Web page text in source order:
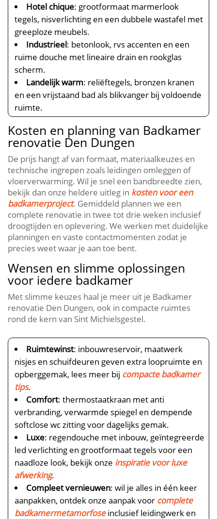
Hotel chique: grootformaat marmerlook
tegels, nisverlichting en een dubbele wastafel met
greeploze meubels.​
Industrieel: betonlook, rvs accenten en een
ruime douche met lineaire drain en rookglas
scherm.​
Landelijk warm: reliëftegels, bronzen kranen
en een vrijstaand bad als blikvanger bij voldoende
ruimte.​
Kosten en planning van Badkamer
renovatie Den Dungen
De prijs hangt af van formaat, materiaalkeuzes en
technische ingrepen zoals leidingen omleggen of
vloerverwarming.​ Wil je snel een bandbreedte zien,
bekijk dan onze heldere uitleg in kosten voor een
badkamerproject.​ Gemiddeld plannen we een
complete renovatie in twee tot drie weken inclusief
droogtijden en oplevering.​ We werken met duidelijke
planningen en vaste contactmomenten zodat je
precies weet waar je aan toe bent.​
Wensen en slimme oplossingen
voor iedere badkamer
Met slimme keuzes haal je meer uit je Badkamer
renovatie Den Dungen, ook in compacte ruimtes
rond de kern van Sint Michielsgestel.​
Ruimtewinst: inbouwreservoir, maatwerk
nisjes en schuifdeuren geven extra loopruimte en
opberggemak, lees meer bij compacte badkamer
tips.​
Comfort: thermostaatkraan met anti
verbranding, verwarmde spiegel en dempende
softclose wc zitting voor dagelijks gemak.​
Luxe: regendouche met inbouw, geïntegreerde
led verlichting en grootformaat tegels voor een
naadloze look, bekijk onze inspiratie voor luxe
afwerking.​
Compleet vernieuwen: wil je alles in één keer
aanpakken, ontdek onze aanpak voor complete
badkamermetamorfoseinclusief leidingwerk en